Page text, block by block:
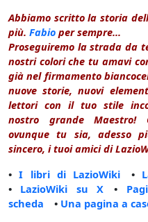
Abbiamo scritto la storia
più. Fabio per sempre...
Proseguiremo la strada da
nostri colori che tu amavi
già nel firmamento
nuove storie, nuovi
lettori con il tuo stile
nostro grande Maestro!
ovunque tu sia, adesso
sincero, i tuoi amici di
•I libri di LazioWiki •
• LazioWiki su X •
scheda • Una pagina a